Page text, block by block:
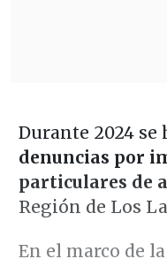
Durante 2024 se
denuncias por
particulares de
Región de Los
En el marco de